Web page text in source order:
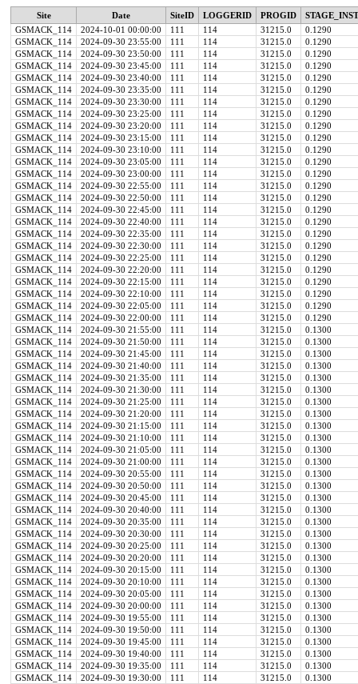
Site Date SiteID LOGGERID PROGID
GSMACK_114
2024-10-01 00:00:00 111 114 31215.0
0.1290
GSMACK_114
2024-09-30 23:55:00 111 114 31215.0
0.1290
GSMACK_114
2024-09-30 23:50:00 111 114 31215.0
0.1290
GSMACK_114
2024-09-30 23:45:00 111 114 31215.0
0.1290
GSMACK_114
2024-09-30 23:40:00 111 114 31215.0
0.1290
GSMACK_114
2024-09-30 23:35:00 111 114 31215.0
0.1290
GSMACK_114
2024-09-30 23:30:00 111 114 31215.0
0.1290
GSMACK_114
2024-09-30 23:25:00 111 114 31215.0
0.1290
GSMACK_114
2024-09-30 23:20:00 111 114 31215.0
0.1290
GSMACK_114
2024-09-30 23:15:00 111 114 31215.0
0.1290
GSMACK_114
2024-09-30 23:10:00 111 114 31215.0
0.1290
GSMACK_114
2024-09-30 23:05:00 111 114 31215.0
0.1290
GSMACK_114
2024-09-30 23:00:00 111 114 31215.0
0.1290
GSMACK_114
2024-09-30 22:55:00 111 114 31215.0
0.1290
GSMACK_114
2024-09-30 22:50:00 111 114 31215.0
0.1290
GSMACK_114
2024-09-30 22:45:00 111 114 31215.0
0.1290
GSMACK_114
2024-09-30 22:40:00 111 114 31215.0
0.1290
GSMACK_114
2024-09-30 22:35:00 111 114 31215.0
0.1290
GSMACK_114
2024-09-30 22:30:00 111 114 31215.0
0.1290
GSMACK_114
2024-09-30 22:25:00 111 114 31215.0
0.1290
GSMACK_114
2024-09-30 22:20:00 111 114 31215.0
0.1290
GSMACK_114
2024-09-30 22:15:00 111 114 31215.0
0.1290
GSMACK_114
2024-09-30 22:10:00 111 114 31215.0
0.1290
GSMACK_114
2024-09-30 22:05:00 111 114 31215.0
0.1290
GSMACK_114
2024-09-30 22:00:00 111 114 31215.0
0.1290
GSMACK_114
2024-09-30 21:55:00 111 114 31215.0
0.1300
GSMACK_114
2024-09-30 21:50:00 111 114 31215.0
0.1300
GSMACK_114
2024-09-30 21:45:00 111 114 31215.0
0.1300
GSMACK_114
2024-09-30 21:40:00 111 114 31215.0
0.1300
GSMACK_114
2024-09-30 21:35:00 111 114 31215.0
0.1300
GSMACK_114
2024-09-30 21:30:00 111 114 31215.0
0.1300
GSMACK_114
2024-09-30 21:25:00 111 114 31215.0
0.1300
GSMACK_114
2024-09-30 21:20:00 111 114 31215.0
0.1300
GSMACK_114
2024-09-30 21:15:00 111 114 31215.0
0.1300
GSMACK_114
2024-09-30 21:10:00 111 114 31215.0
0.1300
GSMACK_114
2024-09-30 21:05:00 111 114 31215.0
0.1300
GSMACK_114
2024-09-30 21:00:00 111 114 31215.0
0.1300
GSMACK_114
2024-09-30 20:55:00 111 114 31215.0
0.1300
GSMACK_114
2024-09-30 20:50:00 111 114 31215.0
0.1300
GSMACK_114
2024-09-30 20:45:00 111 114 31215.0
0.1300
GSMACK_114
2024-09-30 20:40:00 111 114 31215.0
0.1300
GSMACK_114
2024-09-30 20:35:00 111 114 31215.0
0.1300
GSMACK_114
2024-09-30 20:30:00 111 114 31215.0
0.1300
GSMACK_114
2024-09-30 20:25:00 111 114 31215.0
0.1300
GSMACK_114
2024-09-30 20:20:00 111 114 31215.0
0.1300
GSMACK_114
2024-09-30 20:15:00 111 114 31215.0
0.1300
GSMACK_114
2024-09-30 20:10:00 111 114 31215.0
0.1300
GSMACK_114
2024-09-30 20:05:00 111 114 31215.0
0.1300
GSMACK_114
2024-09-30 20:00:00 111 114 31215.0
0.1300
GSMACK_114
2024-09-30 19:55:00 111 114 31215.0
0.1300
GSMACK_114
2024-09-30 19:50:00 111 114 31215.0
0.1300
GSMACK_114
2024-09-30 19:45:00 111 114 31215.0
0.1300
GSMACK_114
2024-09-30 19:40:00 111 114 31215.0
0.1300
GSMACK_114
2024-09-30 19:35:00 111 114 31215.0
0.1300
GSMACK_114
2024-09-30 19:30:00 111 114 31215.0
0.1300